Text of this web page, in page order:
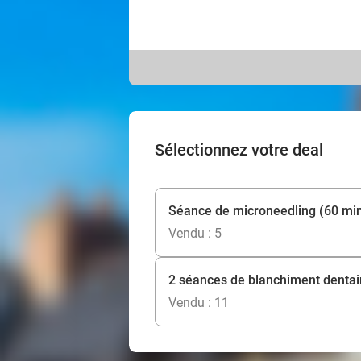
Sélectionnez votre deal
Séance de microneedling (60
Vendu : 5
2 séances de blanchiment
Vendu : 11